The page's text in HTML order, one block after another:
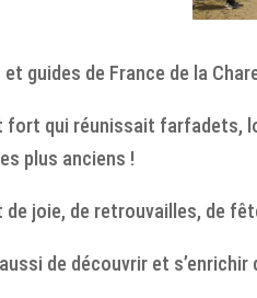
guides de France de la
fort qui réunissait farfadets,
plus anciens !
de joie, de retrouvailles, de
aussi de découvrir et